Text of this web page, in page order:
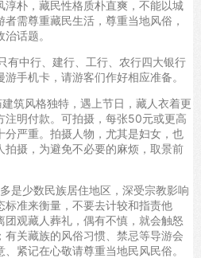
淳朴，藏民性格质朴直爽，不能以城
需尊重藏民生活，尊重当地风俗，
话题。
有中行、建行、工行、农行四大银行
手机卡，请游客们作好相应准备。
筑风格独特，遇上节日，藏人衣着更
注明付款。可拍摄，每张50元或更高
分严重。拍摄人物，尤其是妇女，也
拍摄，为避免不必要的麻烦，取景前
是少数民族居住地区，深受宗教影响
标准来衡量，不要去计较和指责他
观藏人葬礼，偶有不慎，就会触怒
有关藏族的风俗习惯、禁忌等导游会
紧记在心敬请尊重当地民风民俗。